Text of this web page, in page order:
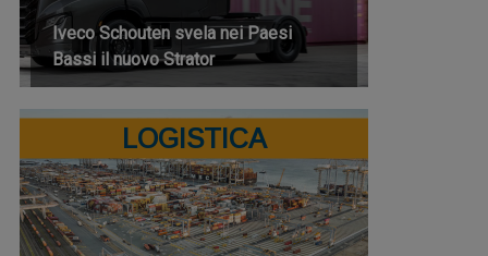
Iveco Schouten svela nei Paesi
Bassi il nuovo Strator
LOGISTICA